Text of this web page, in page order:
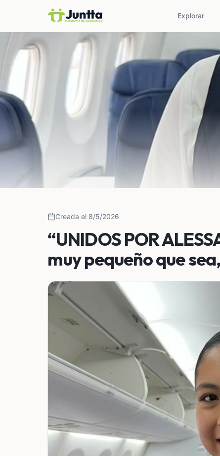
Explorar
Creada el 8/5/2026
“UNIDOS POR
muy pequeño que